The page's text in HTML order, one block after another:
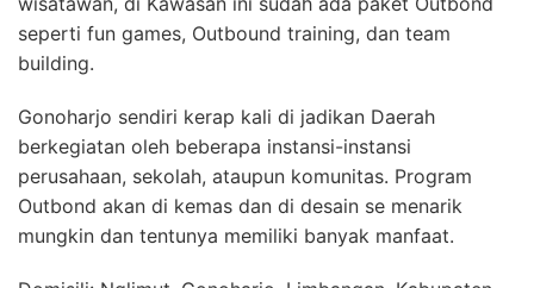
seperti fun games, Outbound training, dan team
building.
Gonoharjo sendiri kerap kali di jadikan Daerah
berkegiatan oleh beberapa instansi-instansi
perusahaan, sekolah, ataupun komunitas. Program
Outbond akan di kemas dan di desain se menarik
mungkin dan tentunya memiliki banyak manfaat.